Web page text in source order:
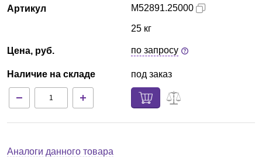
Артикул
Цена, руб.
Наличие на складе
M52891.25000
25 кг
по запросу
под заказ
Аналоги данного товара